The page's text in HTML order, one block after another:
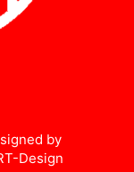
by
Design